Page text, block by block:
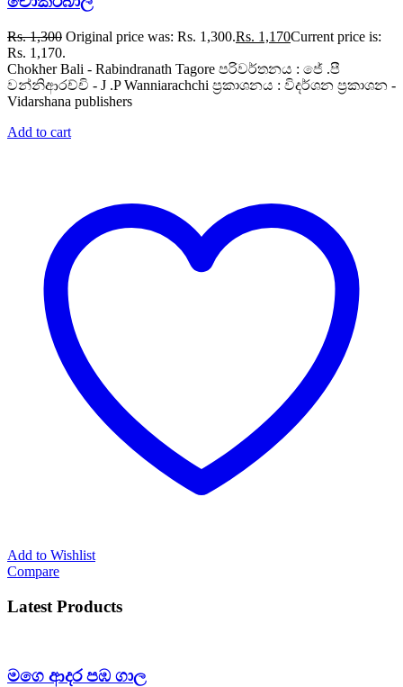
Rs.1,300 Original price was: Rs. 1,300.Rs. 1,170Current price is:
Rs. 1,170.
Chokher Bali - Rabindranath Tagore පරිවර්තනය : ජේ .පී
වන්නිආරච්චි - J .P Wanniarachchi ප්‍රකාශනය : විදර්ශන ප්‍රකාශන -
Vidarshana publishers
Add to cart
Add to Wishlist
Compare
Latest Products
මගෙ ආදර පඹ ගාල